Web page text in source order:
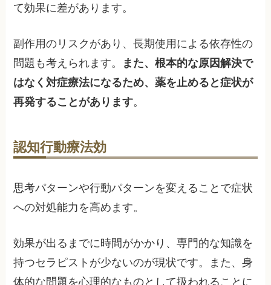
て効果に差があります。
副作用のリスクがあり、長期使用による依存性の
問題も考えられます。
また、根本的な原因解決で
はなく対症療法になるため、薬を止めると症状が
再発することがあります。
認知行動療法効
思考パターンや行動パターンを変えることで症状
への対処能力を高めます。
効果が出るまでに時間がかかり、専門的な知識を
持つセラピストが少ないのが現状です。また、身
体的な問題を心理的なものとして扱われることに